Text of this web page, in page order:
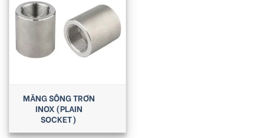
MĂNG SÔNG TRƠN
INOX (PLAIN
SOCKET)